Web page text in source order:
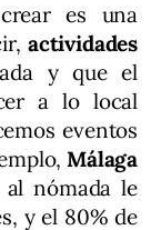
es una
actividades
y que el
a lo local
eventos
Málaga
nómada le
y el 80% de